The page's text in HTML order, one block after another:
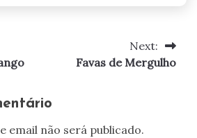
Next:
Favas de Mergulho
email não será publicado.